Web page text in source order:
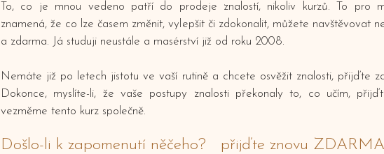
To, co je mnou vedeno patří do prodeje znalostí, nikoliv kurzů. To pro
znamená, že co lze časem změnit, vylepšit či zdokonalit, můžete navštěvovat
a zdarma. Já studuji neustále a masérství již od roku 2008.
​Nemáte již po letech jistotu ve vaší rutině a chcete osvěžit znalosti, přijďte
Dokonce, myslíte-li, že vaše postupy znalosti překonaly to, co učím,
vezměme tento kurz společně.​
Došlo-li k zapomenutí něčeho? přijďte znovu ZDARMA